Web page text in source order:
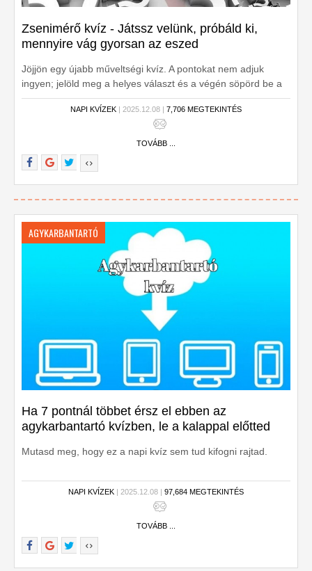
Zsenimérő kvíz - Játssz velünk, próbáld ki,
mennyire vág gyorsan az eszed
Jöjjön egy újabb műveltségi kvíz. A pontokat nem adjuk
ingyen; jelöld meg a helyes választ és a végén söpörd be a
dicséretet! Kezdhetjük?
NAPI KVÍZEK | 2025.12.08 | 7,706 MEGTEKINTÉS
TOVÁBB ...
AGYKARBANTARTÓ
Ha 7 pontnál többet érsz el ebben az
agykarbantartó kvízben, le a kalappal előtted
Mutasd meg, hogy ez a napi kvíz sem tud kifogni rajtad.
NAPI KVÍZEK | 2025.12.08 | 97,684 MEGTEKINTÉS
TOVÁBB ...